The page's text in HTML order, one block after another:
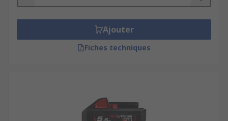
Ajouter
Fiches techniques